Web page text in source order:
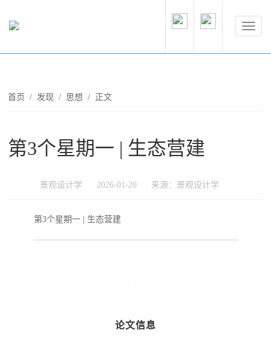
首页 /发现 / 思想 / 正文
第3个星期一 | 生态营建
景观设计学 2026-01-20 来源：景观设计学
第3个星期一 | 生态营建
论文信息